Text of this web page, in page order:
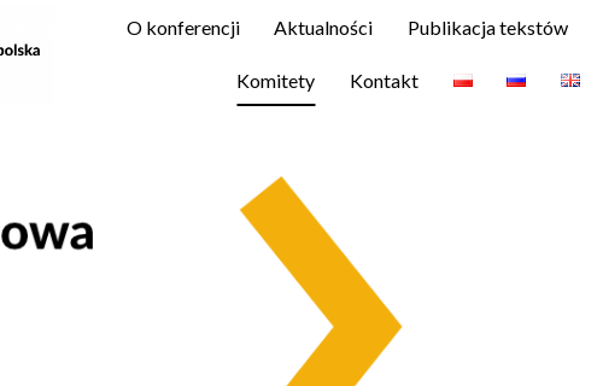
O konferencji Aktualności Publikacja tekstów
Komitety Kontakt